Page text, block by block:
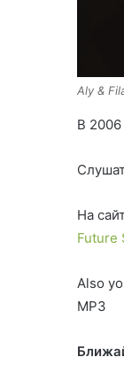
Aly &
В 2006
На
Future
Also
MP3